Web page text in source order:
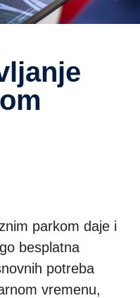
parkom daje i
besplatna
potreba
vremenu,